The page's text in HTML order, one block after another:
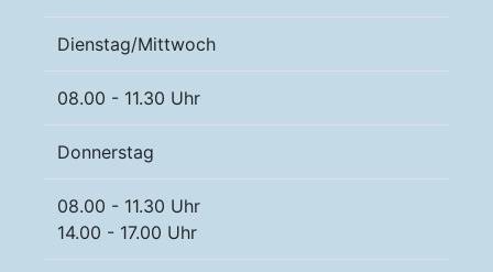
Dienstag/Mittwoch
08.00 - 11.30 Uhr
Donnerstag
08.00 - 11.30 Uhr
14.00 - 17.00 Uhr